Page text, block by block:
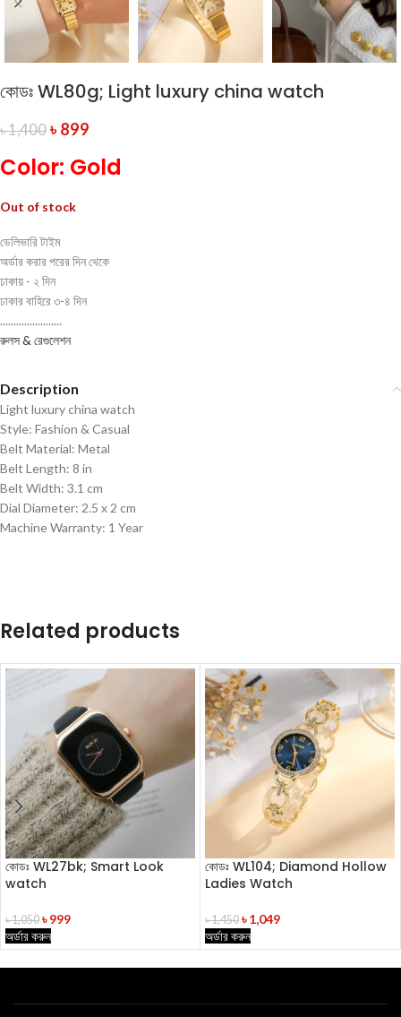
কোডঃ WL80g; Light luxury china watch
৳1,400 ৳899
Color: Gold
Out of stock
ডেলিভারি টাইম
অর্ডার করার পরের দিন থেকে
ঢাকায় - ২ দিন
ঢাকার বাহিরে ৩-৪ দিন
.......................
রুলস & রেগুলেশন
Description
Light luxury china watch
Style: Fashion & Casual
Belt Material: Metal
Belt Length: 8 in
Belt Width: 3.1 cm
Dial Diameter: 2.5 x 2 cm
Machine Warranty: 1 Year
Related products
কোডঃ WL27bk; Smart Look
watch
৳1,050 ৳999
অর্ডার করুন
কোডঃ WL104; Diamond Hollow
Ladies Watch
৳1,450 ৳1,049
অর্ডার করুন